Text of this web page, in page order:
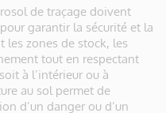
de traçage doivent
garantir la sécurité et la
les zones de stock, les
tout en respectant
à l’intérieur ou à
au sol permet de
d’un danger ou d’un